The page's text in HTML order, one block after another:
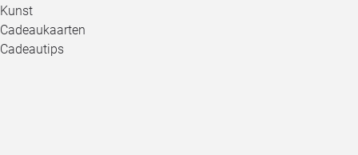
Kunst
Cadeaukaarten
Cadeautips